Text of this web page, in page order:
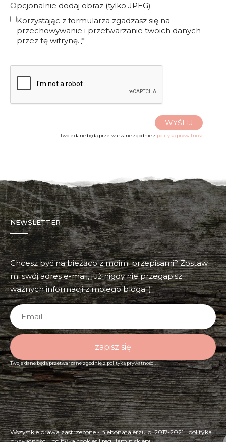
Opcjonalnie dodaj obraz (tylko JPEG)
Korzystając z formularza zgadzasz się na
przechowywanie i przetwarzanie twoich danych
przez tę witrynę. *
WYŚLIJ
Twoje dane będą przetwarzane zgodnie z polityką prywatności.
NEWSLETTER
Chcesz być na bieżąco z moimi przepisami? Zostaw
mi swój adres e-mail, już nigdy nie przegapisz
ważnych informacji z mojego bloga :)
zapisz się
Twoje dane będą przetwarzane zgodnie zpolityką prywatności.
Wszystkie prawa zastrzeżone - niebonatalerzu.pl 2017-2021 |polityka